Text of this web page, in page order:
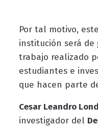
Por tal motivo,
institución será
trabajo realizado
estudiantes e
que hacen parte
Cesar Leandro
investigador del